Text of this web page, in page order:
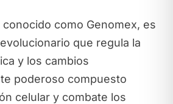
conocido como Genomex, es
que regula la
y los cambios
poderoso compuesto
celular y combate los